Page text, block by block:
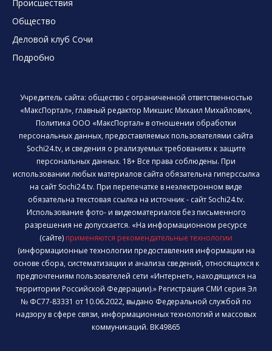
Происшествия
Общество
Деловой клуб Сочи
Подробно
Учредитель сайта: общество с ограниченной ответственностью
«МаксПортал», главный редактор Микшис Михаил Михайлович,
Политика ООО «МаксПортал» в отношении обработки
персональных данных, предоставляемых пользователями сайта
Sochi24.tv, и сведения о реализуемых требованиях к защите
персональных данных. 18+ Все права соблюдены. При
использовании любых материалов сайта обязательна гиперссылка
на сайт Sochi24.tv. При перепечатке в неэлектронном виде
обязательна текстовая ссылка на источник - сайт Sochi24.tv.
Использование фото- и видеоматериалов без письменного
разрешения не допускается. «На информационном ресурсе
(сайте) применяются рекомендательные технологии
(информационные технологии предоставления информации на
основе сбора, систематизации и анализа сведений, относящихся к
предпочтениям пользователей сети «Интернет», находящихся на
территории Российской Федерации).» Регистрация СМИ серия Эл
№ ФС77-83331 от 10.06.2022, выдано Федеральной службой по
надзору в сфере связи, информационных технологий и массовых
коммуникаций. ВК49865